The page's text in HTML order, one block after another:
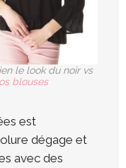
le look du noir vs
blouses
est
dégage et
avec des